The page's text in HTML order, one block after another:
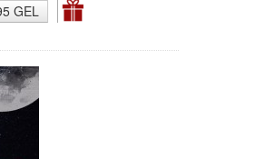
GEL